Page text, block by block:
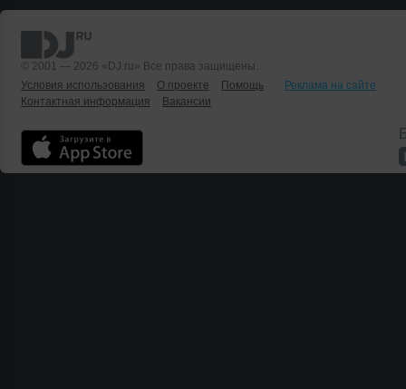
© 2001 — 2026 «DJ.ru» Все права защищены.
Условия использования
О проекте Помощь
Реклама на сайте
Контактная информация
Вакансии